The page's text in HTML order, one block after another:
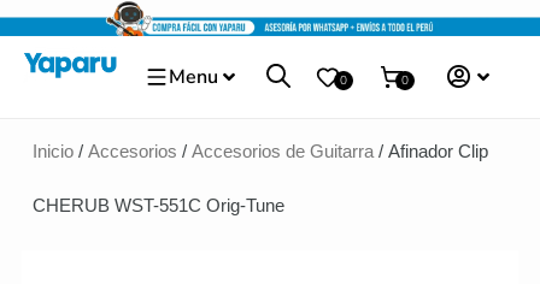
Ir
contenido
Menu 0 0
Inicio/ Accesorios / Accesorios de Guitarra/ Afinador Clip
CHERUB WST-551C Orig-Tune